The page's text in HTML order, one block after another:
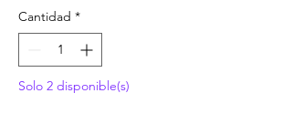
Cantidad *
Solo 2 disponible(s)